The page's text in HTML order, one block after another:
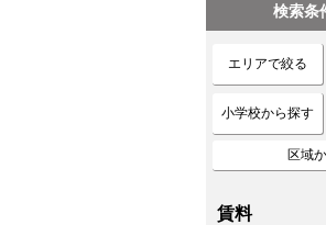
検索条
エリアで絞る
小学校から探す
区域
賃料